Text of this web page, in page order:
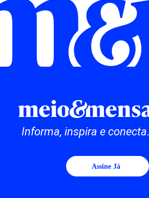
Informa, inspira e conecta.
Assine Já